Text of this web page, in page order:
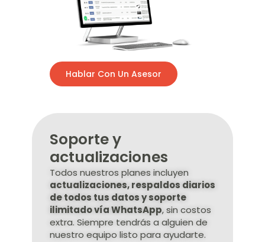
Hablar Con Un Asesor
Soporte y
actualizaciones
Todos nuestros planes incluyen
actualizaciones, respaldos diarios
de todos tus datos ysoporte
ilimitado vía WhatsApp, sin costos
extra. Siempre tendrás a alguien de
nuestro equipo listo para ayudarte.